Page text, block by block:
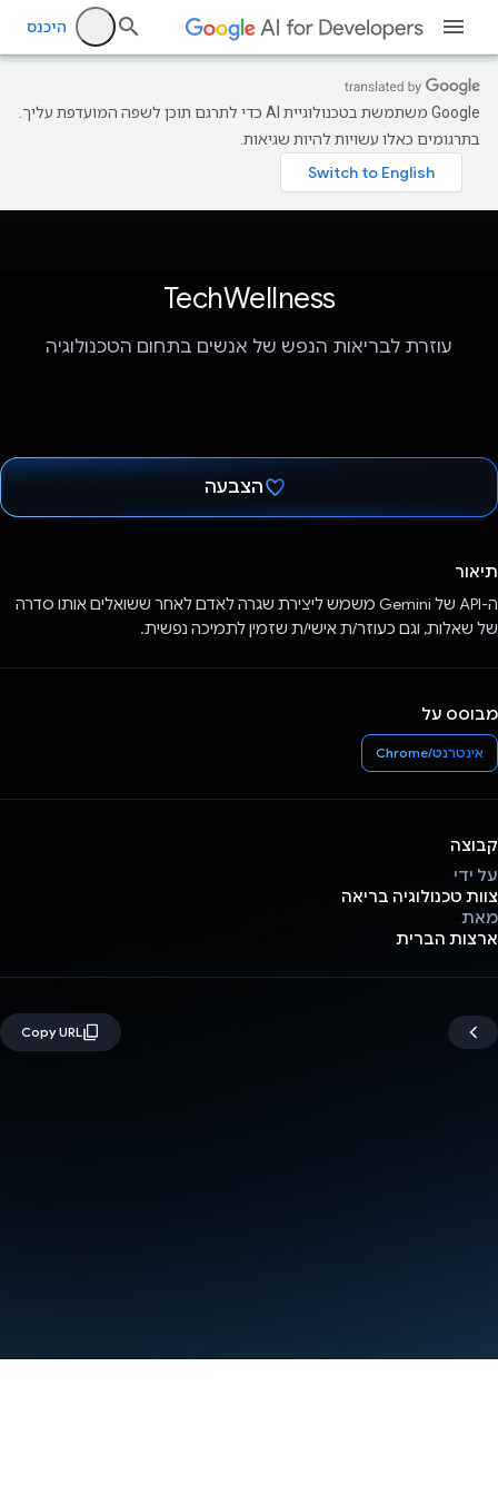
היכנס
‫Google משתמשת בטכנולוגיית AI כדי לתרגם תוכן לשפה המועדפת עליך.
בתרגומים כאלו עשויות להיות שגיאות.
TechWellness
עוזרת לבריאות הנפש של אנשים בתחום הטכנולוגיה
הצבעה
תיאור
ה-API של Gemini משמש ליצירת שגרה לאדם לאחר ששואלים אותו סדרה
של שאלות, וגם כעוזר/ת אישי/ת שזמין לתמיכה נפשית.
מבוסס על
אינטרנט/Chrome
קבוצה
על ידי
צוות טכנולוגיה בריאה
מאת
ארצות הברית